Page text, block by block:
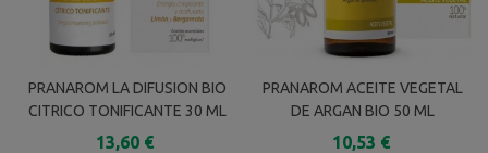
PRANAROM LA DIFUSION BIO
CITRICO TONIFICANTE 30 ML
13,60 €
PRANAROM ACEITE VEGETAL
DE ARGAN BIO 50 ML
10,53 €